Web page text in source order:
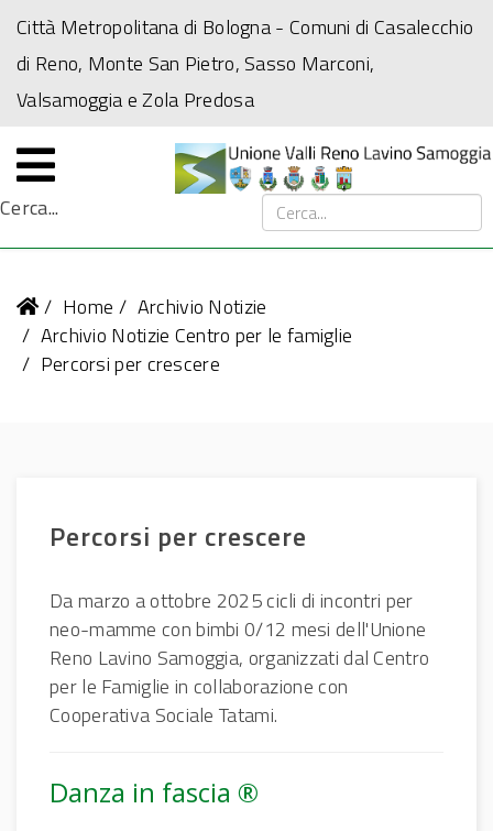
Città Metropolitana di Bologna- Comuni di Casalecchio
di Reno, Monte San Pietro, Sasso Marconi,
Valsamoggia e Zola Predosa
Cerca...
Home
Archivio Notizie
Archivio Notizie Centro per le famiglie
Percorsi per crescere
Percorsi per crescere
Da marzo a ottobre 2025 cicli di incontri per
neo-mamme con bimbi 0/12 mesi dell'Unione
Reno Lavino Samoggia, organizzati dal Centro
per le Famiglie in collaborazione con
Cooperativa Sociale Tatami.
Danza in fascia ®